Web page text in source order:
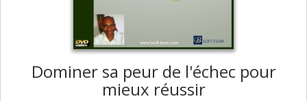
Dominer sa peur de l'échec pour
mieux réussir